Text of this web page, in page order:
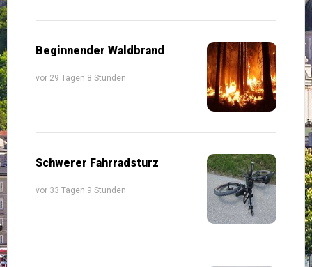
Beginnender Waldbrand
vor 29 Tagen 8 Stunden
Schwerer Fahrradsturz
vor 33 Tagen 9 Stunden